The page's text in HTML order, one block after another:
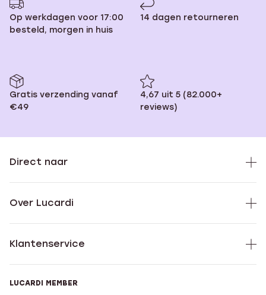
Op werkdagen voor 17:00
besteld, morgen in huis
14 dagen retourneren
Gratis verzending vanaf
€49
4,67 uit 5 (82.000+
reviews)
Direct naar
Over Lucardi
Klantenservice
LUCARDI MEMBER